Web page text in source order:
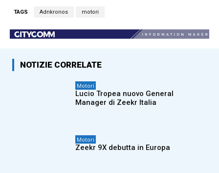
TAGS Adnkronos motori
NOTIZIE CORRELATE
Motori
Lucio Tropea nuovo General
Manager di Zeekr Italia
Motori
Zeekr 9X debutta in Europa